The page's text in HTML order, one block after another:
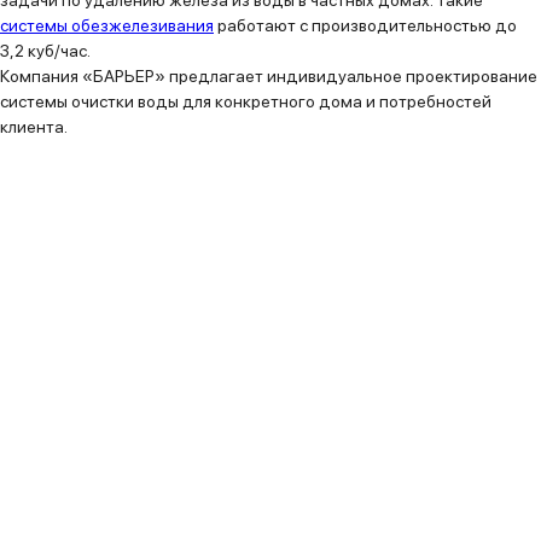
системы обезжелезивания работают с производительностью до
3,2 куб/час.
Компания «БАРЬЕР» предлагает индивидуальное проектирование
системы очистки воды для конкретного дома и потребностей
клиента.